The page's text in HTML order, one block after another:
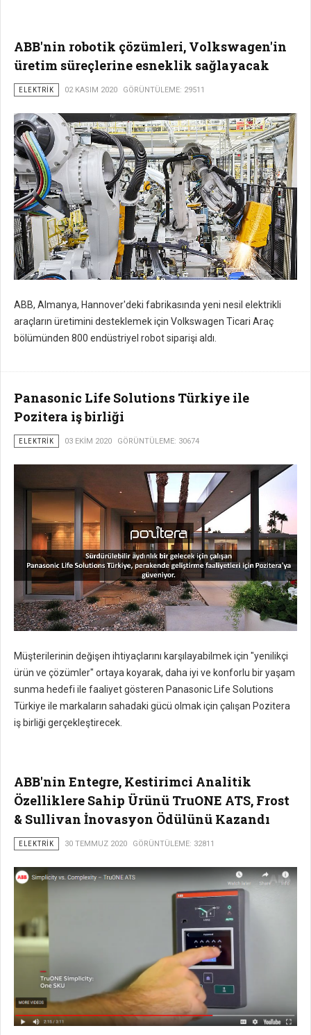
ABB'nin robotik çözümleri, Volkswagen'in
üretim süreçlerine esneklik sağlayacak
ELEKTRIK 02 KASIM 2020 GÖRÜNTÜLEME: 29511
ABB, Almanya, Hannover'deki fabrikasında yeni nesil elektrikli
araçların üretimini desteklemek için Volkswagen Ticari Araç
bölümünden 800 endüstriyel robot siparişi aldı.
Panasonic Life Solutions Türkiye ile
Pozitera iş birliği
ELEKTRIK 03 EKIM 2020 GÖRÜNTÜLEME: 30674
Müşterilerinin değişen ihtiyaçlarını karşılayabilmek için "yenilikçi
ürün ve çözümler" ortaya koyarak, daha iyi ve konforlu bir yaşam
sunma hedefi ile faaliyet gösteren Panasonic Life Solutions
Türkiye ile markaların sahadaki gücü olmak için çalışan Pozitera
iş birliği gerçekleştirecek.
ABB'nin Entegre, Kestirimci Analitik
Özelliklere Sahip Ürünü TruONE ATS, Frost
& Sullivan İnovasyon Ödülünü Kazandı
ELEKTRIK 30 TEMMUZ 2020 GÖRÜNTÜLEME: 32811